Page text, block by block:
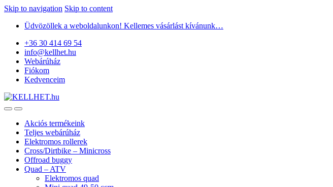
Skip to navigation Skip to content
Üdvözöllek a weboldalunkon! Kellemes vásárlást kívánunk…
+36 30 414 69 54
info@kellhet.hu
Webárúház
Fiókom
Kedvenceim
Akciós termékeink
Teljes webárúház
Elektromos rollerek
Cross/Dirtbike – Minicross
Offroad buggy
Quad – ATV
Elektromos quad